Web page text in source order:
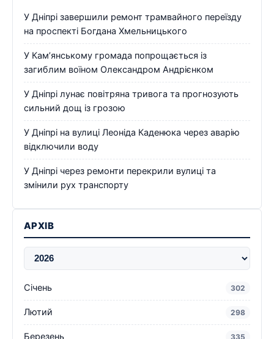
У Дніпрі завершили ремонт трамвайного переїзду
на проспекті Богдана Хмельницького
У Кам’янському громада попрощається із
загиблим воїном Олександром Андрієнком
У Дніпрі лунає повітряна тривога та прогнозують
сильний дощ із грозою
У Дніпрі на вулиці Леоніда Каденюка через аварію
відключили воду
У Дніпрі через ремонти перекрили вулиці та
змінили рух транспорту
АРХІВ
Січень 302
Лютий 298
Березень 335